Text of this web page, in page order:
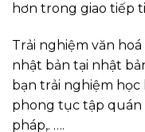
hơn trong giao tiếp
Trải nghiệm văn
nhật bản tại nhật
bạn trải nghiệm học
phong tục tập quán
pháp,. ….